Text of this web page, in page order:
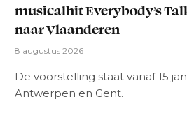
musicalhit Everybody’s
naar Vlaanderen
8 augustus 2026
De voorstelling staat vanaf 15
Antwerpen en Gent.